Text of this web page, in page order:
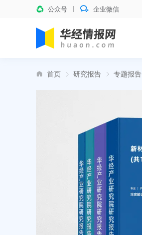
公众号 企业微信
首页 研究报告 专题报告